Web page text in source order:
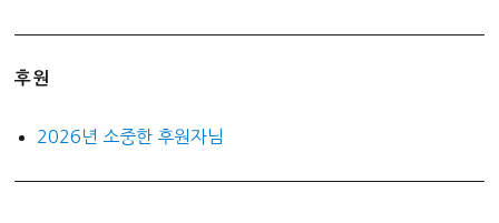
후원
2026년 소중한 후원자님